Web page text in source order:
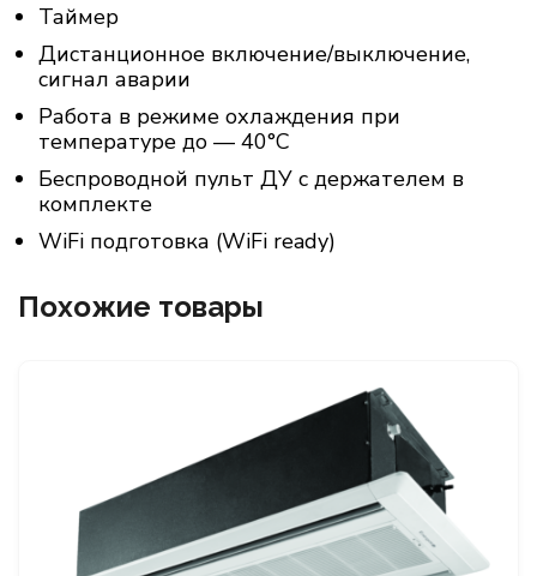
Таймер
Дистанционное включение/выключение,
сигнал аварии
Работа в режиме охлаждения при
температуре до — 40°C
Беспроводной пульт ДУ с держателем в
комплекте
WiFi подготовка (WiFi ready)
Похожие товары